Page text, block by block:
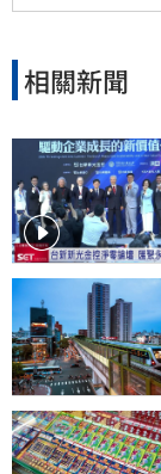
間線 。
相關新聞